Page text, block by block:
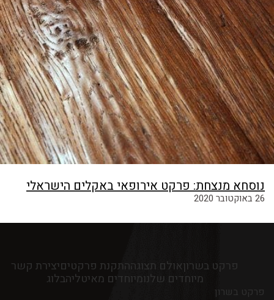
נוסחא מנצחת: פרקט אירופאי באקלים הישראלי
26 באוקטובר 2020
פרקט בשרוןאולם תצוגההתקנת פרקטיםיצירת קשר
מיוחדים שלנומיוחדים מאיטליהבלוג
פרקט בשרון